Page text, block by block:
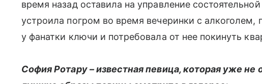
время назад оставила на управление
устроила погром во время вечеринки с алкоголем,
у фанатки ключи и потребовала от нее покинуть
София Ротару – известная певица, которая уже не